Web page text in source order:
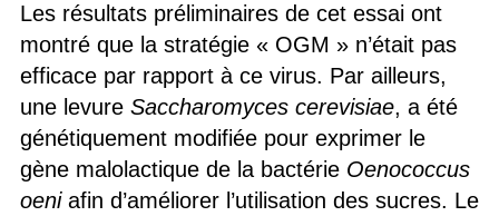
Les résultats préliminaires de cet essai ont
montré que la stratégie « OGM » n’était pas
efficace par rapport à ce virus. Par ailleurs,
une levure Saccharomyces cerevisiae, a été
génétiquement modifiée pour exprimer le
gène malolactique de la bactérie Oenococcus
oeniafin d’améliorer l’utilisation des sucres. Le